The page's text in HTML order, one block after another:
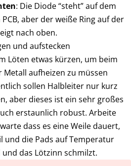
: Die Diode “steht” auf dem
aber der weiße Ring auf der
nach oben.
und aufstecken
Löten etwas kürzen, um beim
Metall aufheizen zu müssen
sollen Halbleiter nur kurz
aber dieses ist ein sehr großes
erstaunlich robust. Arbeite
dass es eine Weile dauert,
und die Pads auf Temperatur
das Lötzinn schmilzt.